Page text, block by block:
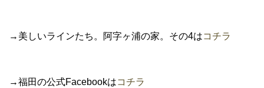
→美しいラインたち。阿字ヶ浦の家。その4はコチラ
→福田の公式Facebookはコチラ